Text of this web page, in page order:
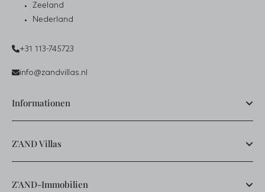
Zeeland
Nederland
+31 113-745723
info@zandvillas.nl
Informationen
Z'AND Villas
Z'AND-Immobilien